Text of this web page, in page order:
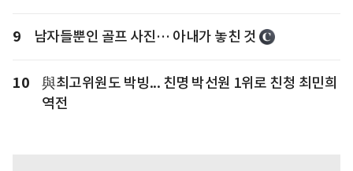
9 남자들뿐인 골프 사진… 아내가 놓친 것
10
與최고위원도 박빙... 친명 박선원 1위로 친청 최민희
역전